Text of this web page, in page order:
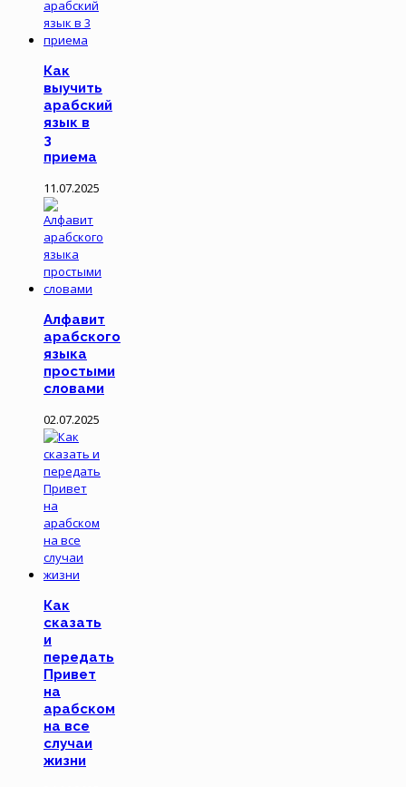
Как
выучить
арабский
язык в
3
приема
11.07.2025
Алфавит
арабского
языка
простыми
словами
02.07.2025
Как
сказать
и
передать
Привет
на
арабском
на все
случаи
жизни